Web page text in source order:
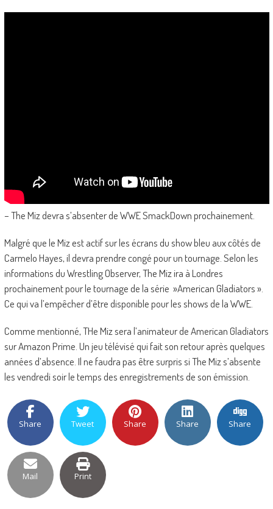
– The Miz devra s’absenter de WWE SmackDown prochainement.
Malgré que le Miz est actif sur les écrans du show bleu aux côtés de
Carmelo Hayes, il devra prendre congé pour un tournage. Selon les
informations du Wrestling Observer, The Miz ira à Londres
prochainement pour le tournage de la série »American Gladiators ».
Ce qui va l’empêcher d’être disponible pour les shows de la WWE.
Comme mentionné, THe Miz sera l’animateur de American Gladiators
sur Amazon Prime. Un jeu télévisé qui fait son retour après quelques
années d’absence. Il ne faudra pas être surpris si The Miz s’absente
les vendredi soir le temps des enregistrements de son émission.
Share Tweet Share Share Share
Mail Print